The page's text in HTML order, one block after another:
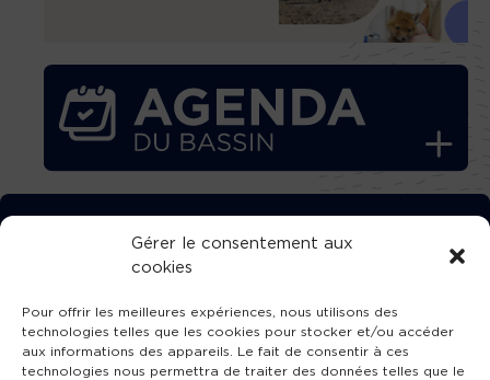
Gérer le consentement aux
cookies
Pour offrir les meilleures expériences, nous utilisons des
technologies telles que les cookies pour stocker et/ou accéder
aux informations des appareils. Le fait de consentir à ces
technologies nous permettra de traiter des données telles que le
TÉLÉCHARGEZ GRATUITEMENT
L’APPLICATION TVBA !